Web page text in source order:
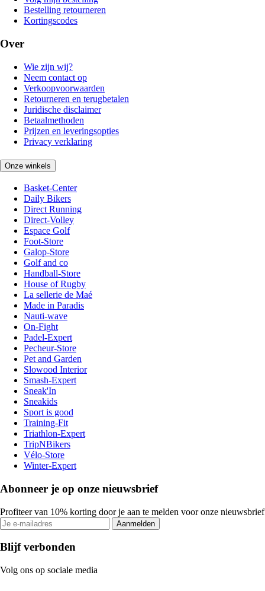
Bestelling retourneren
Kortingscodes
Over
Wie zijn wij?
Neem contact op
Verkoopvoorwaarden
Retourneren en terugbetalen
Juridische disclaimer
Betaalmethoden
Prijzen en leveringsopties
Privacy verklaring
Onze winkels
Basket-Center
Daily Bikers
Direct Running
Direct-Volley
Espace Golf
Foot-Store
Galop-Store
Golf and co
Handball-Store
House of Rugby
La sellerie de Maé
Made in Paradis
Nauti-wave
On-Fight
Padel-Expert
Pecheur-Store
Pet and Garden
Slowood Interior
Smash-Expert
Sneak'In
Sneakids
Sport is good
Training-Fit
Triathlon-Expert
TripNBikers
Vélo-Store
Winter-Expert
Abonneer je op onze nieuwsbrief
Profiteer van 10% korting door je aan te melden voor onze nieuwsbrief
Aanmelden
Blijf verbonden
Volg ons op sociale media